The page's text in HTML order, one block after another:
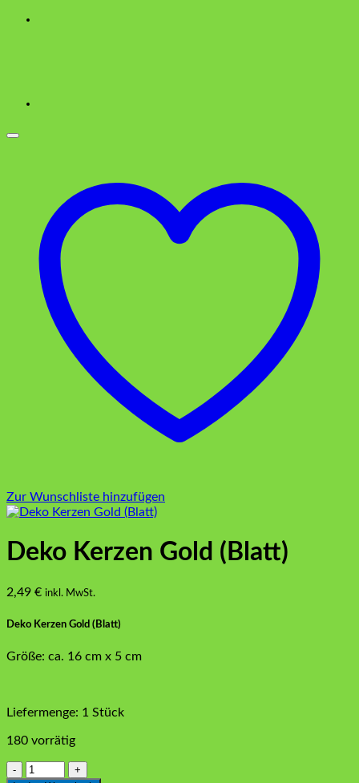
Zur Wunschliste hinzufügen
Deko Kerzen Gold (Blatt)
2,49 € inkl. MwSt.
Deko Kerzen Gold (Blatt)
Größe: ca. 16 cm x 5 cm
Liefermenge: 1 Stück
180 vorrätig
Deko